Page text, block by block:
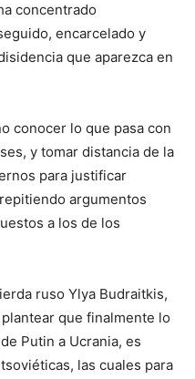
concentrado
encarcelado y
que aparezca en
conocer lo que pasa con
y tomar distancia de la
para justificar
argumentos
a los de los
ruso Ylya Budraitkis,
que finalmente lo
Putin a Ucrania, es
las cuales para